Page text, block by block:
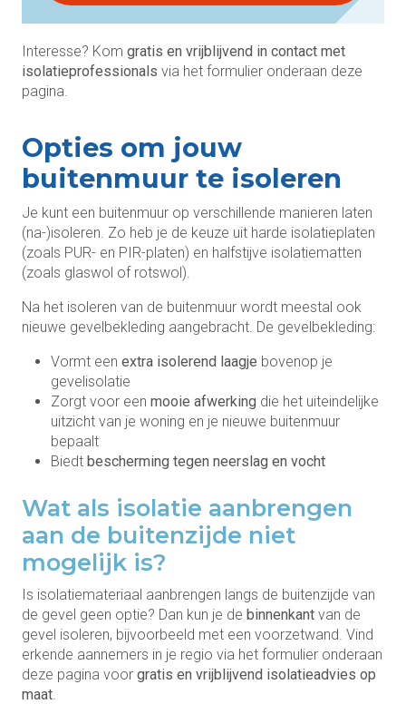
Interesse? Kom gratis en vrijblijvend in contact met
isolatieprofessionals via het formulier onderaan deze
pagina.
Opties om jouw
buitenmuur te isoleren
Je kunt een buitenmuur op verschillende manieren laten
(na-)isoleren. Zo heb je de keuze uit harde isolatieplaten
(zoals PUR- en PIR-platen) en halfstijve isolatiematten
(zoals glaswol of rotswol).
Na het isoleren van de buitenmuur wordt meestal ook
nieuwe gevelbekleding aangebracht. De gevelbekleding:
Vormt een extra isolerend laagje bovenop je
gevelisolatie
Zorgt voor een mooie afwerking die het uiteindelijke
uitzicht van je woning en je nieuwe buitenmuur
bepaalt
Biedt bescherming tegen neerslag en vocht
Wat als isolatie aanbrengen
aan de buitenzijde niet
mogelijk is?
Is isolatiemateriaal aanbrengen langs de buitenzijde van
de gevel geen optie? Dan kun je de binnenkant van de
gevel isoleren, bijvoorbeeld met een voorzetwand. Vind
erkende aannemers in je regio via het formulier onderaan
deze pagina voor gratis en vrijblijvend isolatieadvies op
maat